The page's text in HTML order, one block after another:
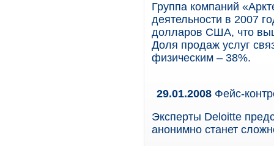
Группа компаний
деятельности в 2007
долларов США, что
Доля продаж услуг
физическим – 38%.
29.01.2008 Фейс-
Эксперты Deloitte
анонимно станет